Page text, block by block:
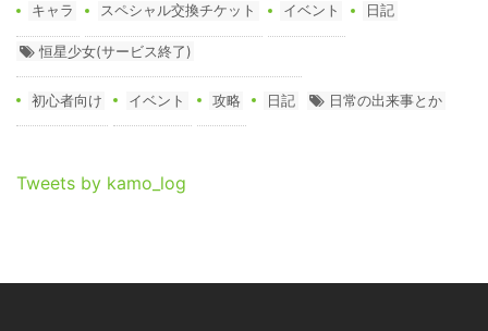
キャラ スペシャル交換チケット イベント 日記
恒星少女(サービス終了)
初心者向け イベント 攻略 日記 日常の出来事とか
Tweets by kamo_log